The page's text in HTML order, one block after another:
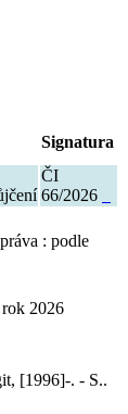
Signatura
ČI
66/2026
: podle
2026
[1996]-. - S..